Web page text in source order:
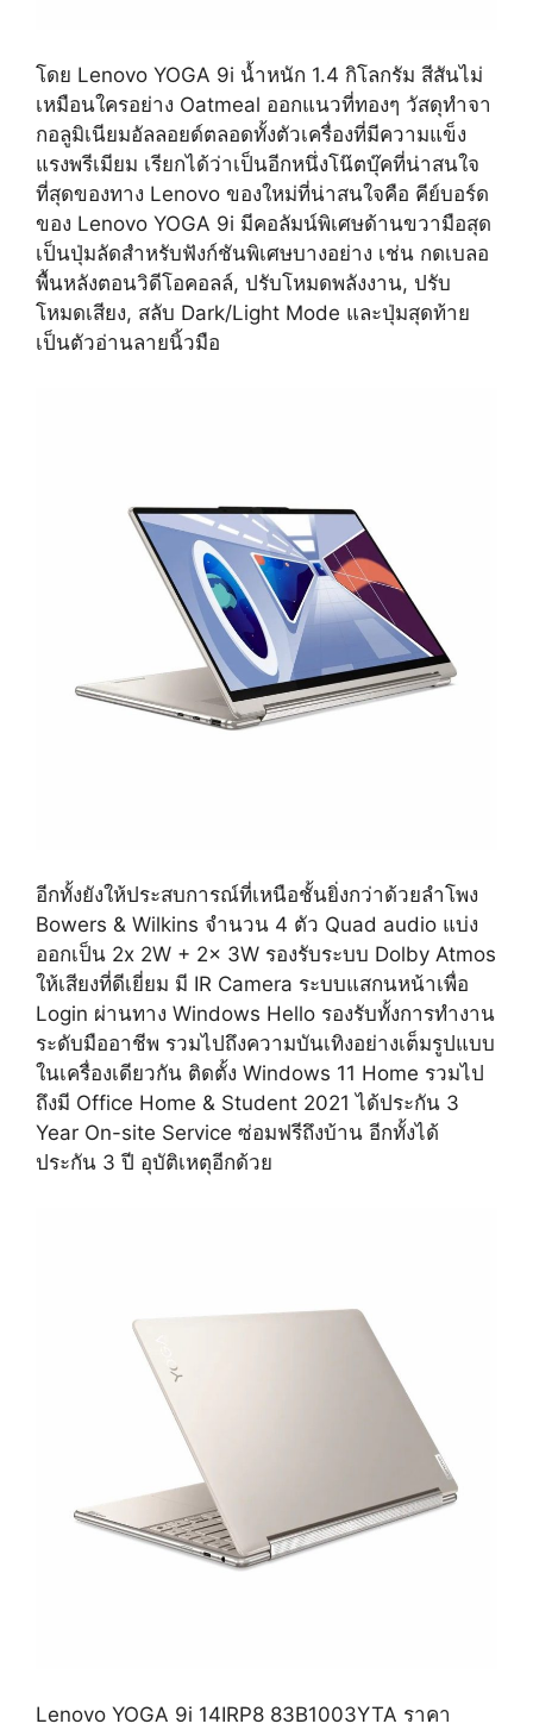
โดย Lenovo YOGA 9i น้ำหนัก 1.4 กิโลกรัม สีสันไม่
เหมือนใครอย่าง Oatmeal ออกแนวที่ทองๆ วัสดุทำจา
กอลูมิเนียมอัลลอยด์ตลอดทั้งตัวเครื่องที่มีความแข็ง
แรงพรีเมียม เรียกได้ว่าเป็นอีกหนึ่งโน๊ตบุ๊คที่น่าสนใจ
ที่สุดของทาง Lenovo ของใหม่ที่น่าสนใจคือ คีย์บอร์ด
ของ Lenovo YOGA 9i มีคอลัมน์พิเศษด้านขวามือสุด
เป็นปุ่มลัดสำหรับฟังก์ชันพิเศษบางอย่าง เช่น กดเบลอ
พื้นหลังตอนวิดีโอคอลล์, ปรับโหมดพลังงาน, ปรับ
โหมดเสียง, สลับ Dark/Light Mode และปุ่มสุดท้าย
เป็นตัวอ่านลายนิ้วมือ
อีกทั้งยังให้ประสบการณ์ที่เหนือชั้นยิ่งกว่าด้วยลำโพง
Bowers & Wilkins จำนวน 4 ตัว Quad audio แบ่ง
ออกเป็น 2x 2W + 2x 3W รองรับระบบ Dolby Atmos
ให้เสียงที่ดีเยี่ยม มี IR Camera ระบบแสกนหน้าเพื่อ
Login ผ่านทาง Windows Hello รองรับทั้งการทำงาน
ระดับมืออาชีพ รวมไปถึงความบันเทิงอย่างเต็มรูปแบบ
ในเครื่องเดียวกัน ติดตั้ง Windows 11 Home รวมไป
ถึงมี Office Home & Student 2021 ได้ประกัน 3
Year On-site Service ซ่อมฟรีถึงบ้าน อีกทั้งได้
ประกัน 3 ปี อุบัติเหตุอีกด้วย
Lenovo YOGA 9i 14IRP8 83B1003YTA ราคา